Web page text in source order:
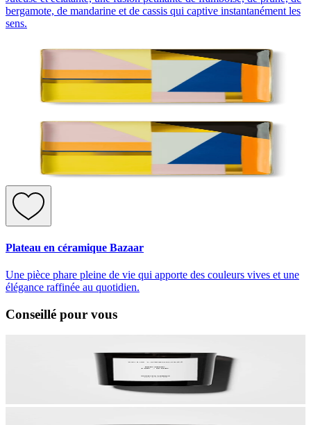
bergamote, de mandarine et de cassis qui captive instantanément les
sens.
Plateau en céramique Bazaar
Une pièce phare pleine de vie qui apporte des couleurs vives et une
élégance raffinée au quotidien.
Conseillé pour vous